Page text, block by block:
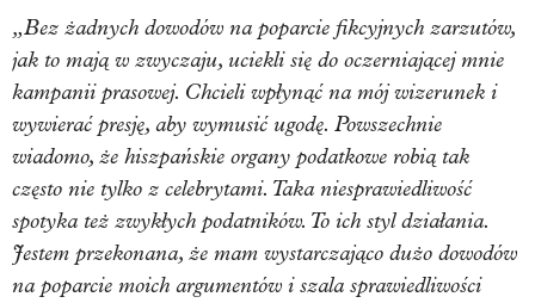
„Bez żadnych dowodów na poparcie fikcyjnych zarzutów,
jak to mają w zwyczaju, uciekli się do oczerniającej mnie
kampanii prasowej. Chcieli wpłynąć na mój wizerunek i
wywierać presję, aby wymusić ugodę. Powszechnie
wiadomo, że hiszpańskie organy podatkowe robią tak
często nie tylko z celebrytami. Taka niesprawiedliwość
spotyka też zwykłych podatników. To ich styl działania.
Jestem przekonana, że mam wystarczająco dużo dowodów
na poparcie moich argumentów i szala sprawiedliwości